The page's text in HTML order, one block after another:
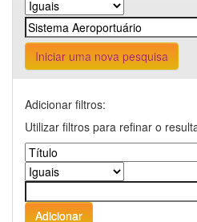
Iniciar uma nova pesquisa
Adicionar filtros:
Utilizar filtros para refinar o